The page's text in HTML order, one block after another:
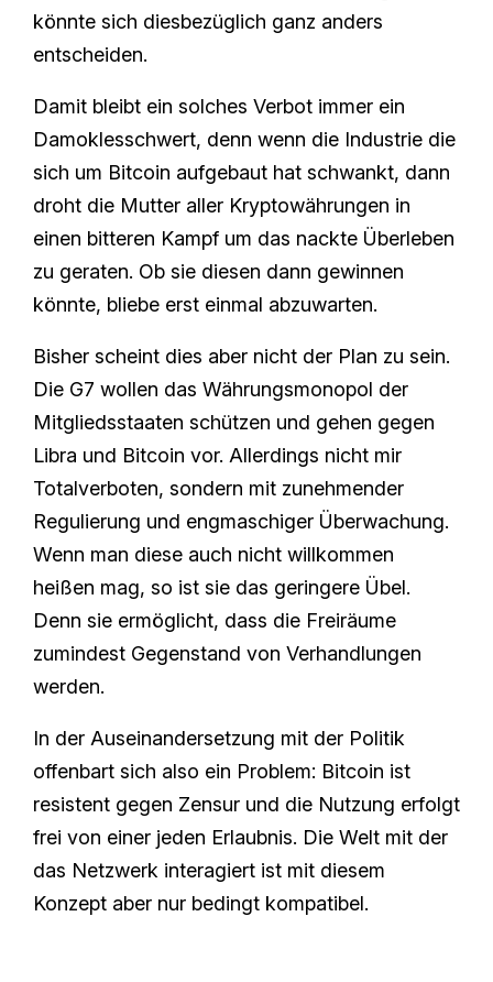
könnte sich diesbezüglich ganz anders
entscheiden.
Damit bleibt ein solches Verbot immer ein
Damoklesschwert, denn wenn die Industrie die
sich um Bitcoin aufgebaut hat schwankt, dann
droht die Mutter aller Kryptowährungen in
einen bitteren Kampf um das nackte Überleben
zu geraten. Ob sie diesen dann gewinnen
könnte, bliebe erst einmal abzuwarten.
Bisher scheint dies aber nicht der Plan zu sein.
Die G7 wollen das Währungsmonopol der
Mitgliedsstaaten schützen und gehen gegen
Libra und Bitcoin vor. Allerdings nicht mir
Totalverboten, sondern mit zunehmender
Regulierung und engmaschiger Überwachung.
Wenn man diese auch nicht willkommen
heißen mag, so ist sie das geringere Übel.
Denn sie ermöglicht, dass die Freiräume
zumindest Gegenstand von Verhandlungen
werden.
In der Auseinandersetzung mit der Politik
offenbart sich also ein Problem: Bitcoin ist
resistent gegen Zensur und die Nutzung erfolgt
frei von einer jeden Erlaubnis. Die Welt mit der
das Netzwerk interagiert ist mit diesem
Konzept aber nur bedingt kompatibel.